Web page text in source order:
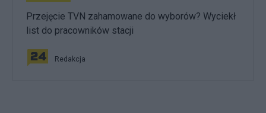
Przejęcie TVN zahamowane do wyborów? Wyciekł
list do pracowników stacji
Redakcja